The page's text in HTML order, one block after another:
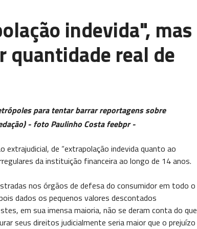
indevida", mas
quantidade real de
para tentar barrar reportagens sobre
- foto Paulinho Costa feebpr -
de “extrapolação indevida quanto ao
da instituição financeira ao longo de 14 anos.
nos órgãos de defesa do consumidor em todo o
dados os pequenos valores descontados
em sua imensa maioria, não se deram conta do que
seus direitos judicialmente seria maior que o prejuízo